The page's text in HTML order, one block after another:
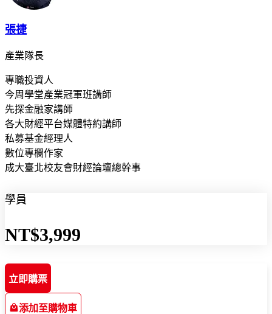
張捷
產業隊長
專職投資人
今周學堂產業冠軍班講師
先探金融家講師
各大財經平台媒體特約講師
私募基金經理人
數位專欄作家
成大臺北校友會財經論壇總幹事
學員
NT$3,999
立即購票
添加至購物車